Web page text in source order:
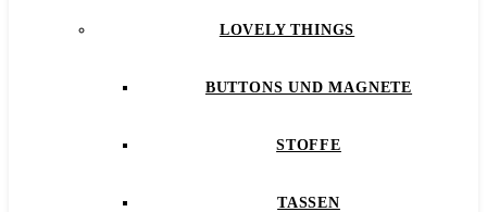
LOVELY THINGS
BUTTONS UND MAGNETE
STOFFE
TASSEN